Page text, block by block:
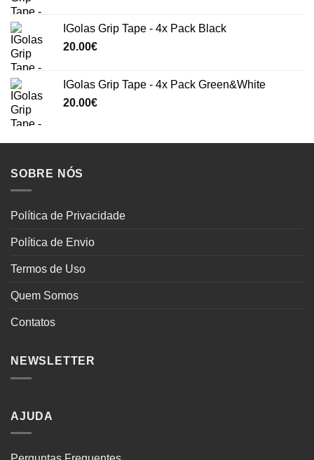
IGolas Grip Tape - 4x Pack Black
20.00€
IGolas Grip Tape - 4x Pack Green&White
20.00€
SOBRE NÓS
Política de Privacidade
Política de Envio
Termos de Uso
Quem Somos
Contatos
NEWSLETTER
AJUDA